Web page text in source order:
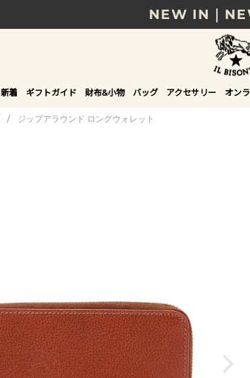
NEW IN｜
8/17(月)10時まで｜税込
贈る相手やシーンから選
NEW IN｜
新着 ギフトガイド 財布&小物 バッグ アクセサリー オン
/ ジップアラウンド ロングウォレット